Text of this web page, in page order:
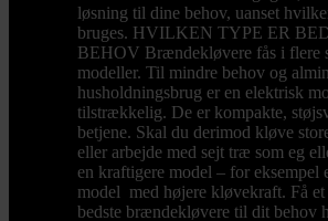
løsning til dine behov, uanset
bruges. HVILKEN TYPE ER
BEHOV Brændekløvere fås i flere
modeller. Til mindre behov og
husholdningsbrug er en elektrisk
tilstrækkelig. De er kompakte,
betjene. Skal du derimod kløve
eller arbejde med sejt træ som eg
en kraftigere model – for eksempel
model med højere kløvekraft. Få
bedste brændekløvere til dit behov